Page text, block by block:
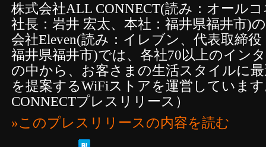
株式会社ALL CONNECT(読み：オール
社長：岩井 宏太、本社：福井県福井市)
会社Eleven(読み：イレブン、代表取締
福井県福井市)では、各社70以上のイン
の中から、お客さまの生活スタイルに
を提案するWiFiストアを運営していま
CONNECTプレスリリース）
»このプレスリリースの内容を読む